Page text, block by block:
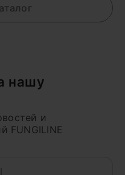
нашу
и
FUNGILINE